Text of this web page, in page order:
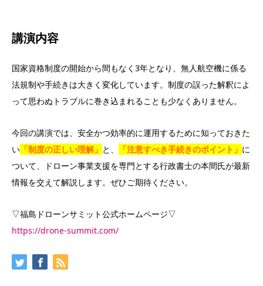
講演内容
国家資格制度の開始から間もなく3年となり、無人航空機に係る
法規制や手続きは大きく変化しています。制度の誤った解釈によ
って思わぬトラブルに巻き込まれることも少なくありません。
今回の講演では、安全かつ効率的に運用するために知っておきた
い 「制度の正しい理解」 と、 「注意すべき手続きのポイント」 に
ついて、ドローン事業支援を専門とする行政書士の本間氏が最新
情報を交えて解説します。ぜひご期待ください。
▽福島ドローンサミット公式ホームページ▽
https://drone-summit.com/